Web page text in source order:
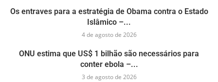
Os entraves para a estratégia de Obama contra o Estado
Islâmico –...
4 de agosto de 2026
ONU estima que US$ 1 bilhão são necessários para
conter ebola –...
3 de agosto de 2026